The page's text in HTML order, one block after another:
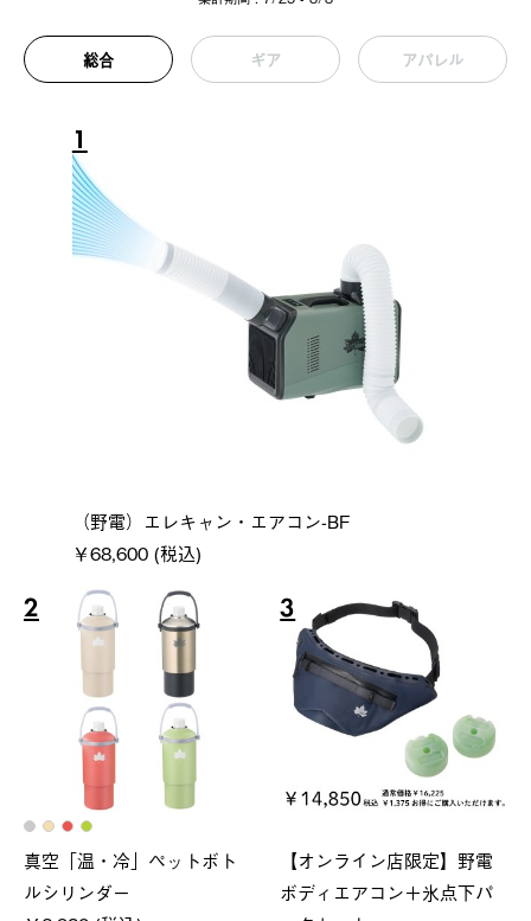
総合 ギア アパレル
1
（野電）エレキャン・エアコン-BF
￥68,600 (税込)
2
真空「温・冷」ペットボト
ルシリンダー
3
【オンライン店限定】野電
ボディエアコン＋氷点下パ